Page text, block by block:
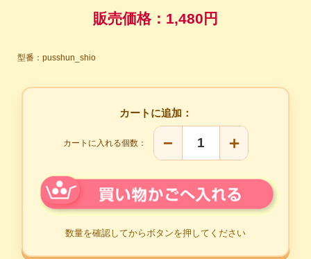
販売価格： 1,480円
型番：pusshun_shio
カートに追加：
カートに入れる個数： − ＋